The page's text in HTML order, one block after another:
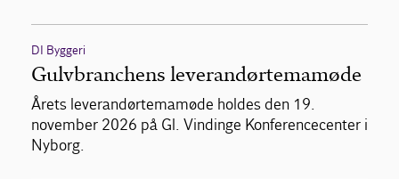
DI Byggeri
Gulvbranchens leverandørtemamøde
Årets leverandørtemamøde holdes den 19.
november 2026 på Gl. Vindinge Konferencecenter i
Nyborg.